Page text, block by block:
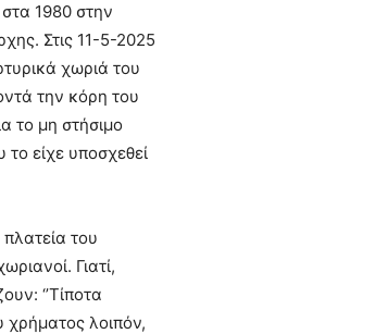
1980 στην
Στις 11-5-2025
χωριά του
την κόρη του
το μη στήσιμο
είχε υποσχεθεί
πλατεία του
Γιατί,
‘’Τίποτα
χρήματος λοιπόν,